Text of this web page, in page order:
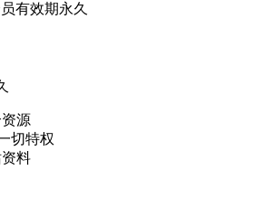
有效期永久
源
切特权
料